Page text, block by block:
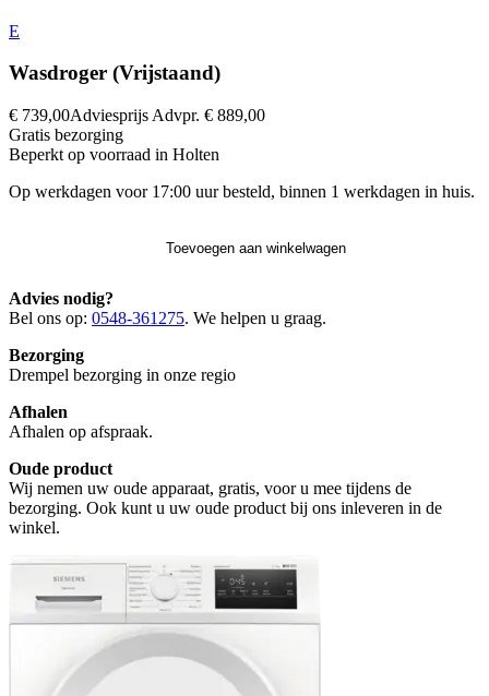
E
Wasdroger (Vrijstaand)
€ 739,00Adviesprijs Advpr. € 889,00
Gratis bezorging
Beperkt op voorraad in Holten
Op werkdagen voor 17:00 uur besteld, binnen 1 werkdagen in huis.
Toevoegen aan winkelwagen
Advies nodig?
Bel ons op: 0548-361275. We helpen u graag.
Bezorging
Drempel bezorging in onze regio
Afhalen
Afhalen op afspraak.
Oude product
Wij nemen uw oude apparaat, gratis, voor u mee tijdens de
bezorging. Ook kunt u uw oude product bij ons inleveren in de
winkel.